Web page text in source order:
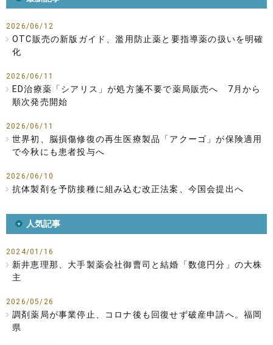
2026/06/12
OTC販売の新版ガイド、濫用防止薬と要指導薬の扱いを明確
化
2026/06/11
ED治療薬「シアリス」が処方箋不要で薬局販売へ 7月から
順次発売開始
2026/06/11
世界初、脳損傷修復の再生医療製品「アクーゴ」が保険適用
で今秋にも患者投与へ
2026/06/10
抗体製剤を予防接種に組み込む改正法案、今国会提出へ
人気記事
2024/01/16
新井恵理那、大手製薬会社御曹司と結婚「数億円分」の大株
主
2026/05/26
調剤薬局が事業停止、コロナ後も回復せず破産申請へ。福岡
県